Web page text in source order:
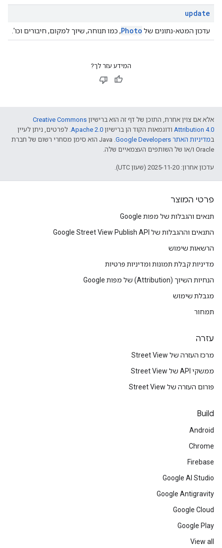
update
עדכון המטא-נתונים של Photo, כמו תנוחה, שיוך למקום, חיבורים וכו'.
המידע עזר לך?
אלא אם צוין אחרת, התוכן של דף זה הוא ברישיון Creative Commons
Attribution 4.0 ודוגמאות הקוד הן ברישיון Apache 2.0. לפרטים, ניתן לעיין
במדיניות האתר Google Developers‏
.‏ Java הוא סימן מסחרי רשום של חברת
Oracle ו/או של השותפים העצמאיים שלה.
עדכון אחרון: 2025-11-20 (שעון UTC).
פרטי המוצר
תנאים והגבלות של מפות Google
התנאים וההגבלות של Google Street View Publish API
הרשאות שימוש
מדיניות קבלת תמונות ומדיניות פרטיות
הנחיות השיוך (Attribution) של מפות Google
מגבלת שימוש
תמחור
עזרה
מרכז העזרה של Street View
ממשקי API של Street View
פורום העזרה של Street View
Build
Android
Chrome
Firebase
Google AI Studio
Google Antigravity
Google Cloud
Google Play
View all